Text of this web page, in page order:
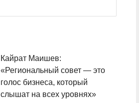
Кайрат Маишев:
«Региональный совет — это
голос бизнеса, который
слышат на всех уровнях»